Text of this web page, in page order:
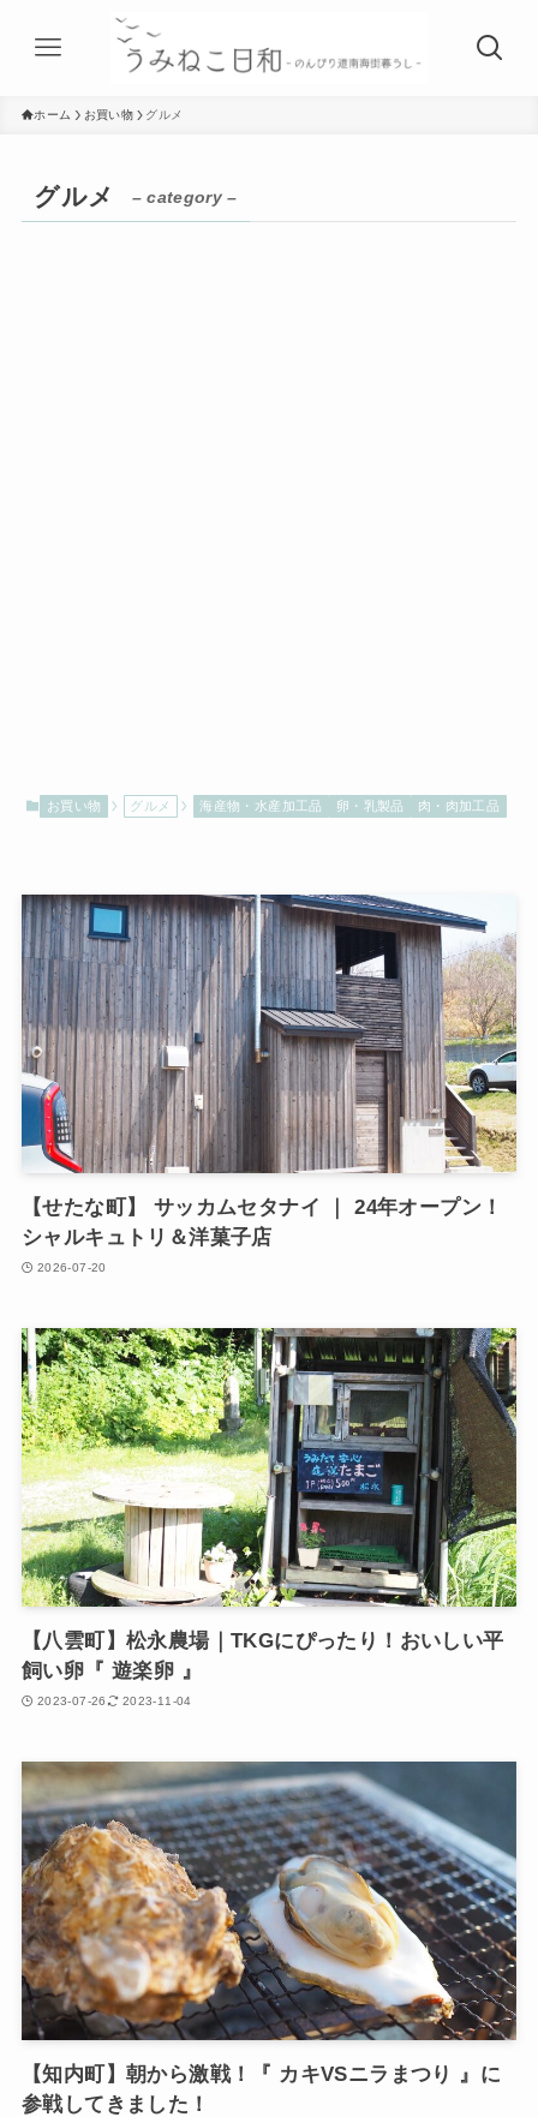
ホーム お買い物 グルメ
グルメ – category –
お買い物 グルメ 海産物・水産加工品 卵・乳製品 肉・肉加工品
【せたな町】 サッカムセタナイ ｜ 24年オープン！
シャルキュトリ＆洋菓子店
2026-07-20
【八雲町】松永農場｜TKGにぴったり！おいしい平
飼い卵『 遊楽卵 』
2023-07-26 2023-11-04
【知内町】朝から激戦！『 カキVSニラまつり 』に
参戦してきました！